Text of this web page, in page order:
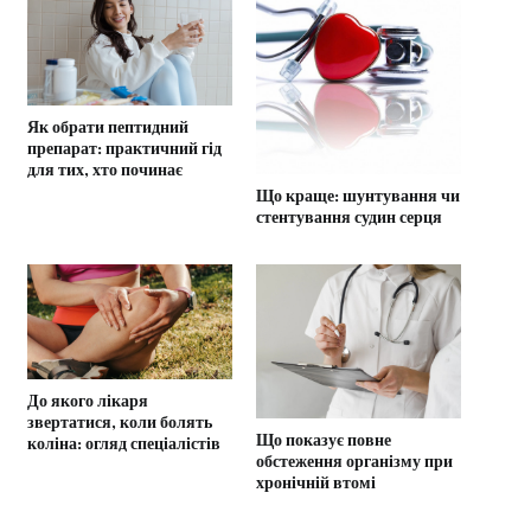
Як обрати пептидний
препарат: практичний гід
для тих, хто починає
Що краще: шунтування чи
стентування судин серця
До якого лікаря
звертатися, коли болять
коліна: огляд спеціалістів
Що показує повне
обстеження організму при
хронічній втомі